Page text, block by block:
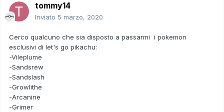
tommy14
Inviato 5 marzo, 2020
Cerco qualcuno che sia disposto a passarmi i pokemon
esclusivi di let's go pikachu:
-Vileplume
-Sandsrew
-Sandslash
-Growlithe
-Arcanine
-Grimer